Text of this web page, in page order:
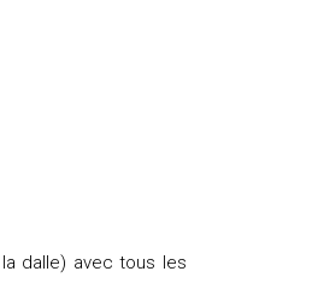
dalle) avec tous les